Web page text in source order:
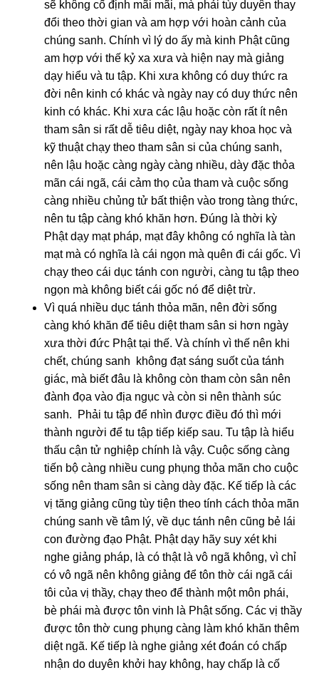
sẽ không cố định mãi mãi, mà phải tùy duyên thay
đổi theo thời gian và am hợp với hoàn cảnh của
chúng sanh. Chính vì lý do ấy mà kinh Phật cũng
am hợp với thế kỷ xa xưa và hiện nay mà giảng
dạy hiểu và tu tập. Khi xưa không có duy thức ra
đời nên kinh có khác và ngày nay có duy thức nên
kinh có khác. Khi xưa các lậu hoặc còn rất ít nên
tham sân si rất dễ tiêu diệt, ngày nay khoa học và
kỹ thuật chạy theo tham sân si của chúng sanh,
nên lậu hoặc càng ngày càng nhiều, dày đặc thỏa
mãn cái ngã, cái cảm thọ của tham và cuộc sống
càng nhiều chủng tử bất thiện vào trong tàng thức,
nên tu tập càng khó khăn hơn. Đúng là thời kỳ
Phật dạy mạt pháp, mạt đây không có nghĩa là tàn
mạt mà có nghĩa là cái ngọn mà quên đi cái gốc. Vì
chạy theo cái dục tánh con người, càng tu tập theo
ngọn mà không biết cái gốc nó để diệt trừ.
Vì quá nhiều dục tánh thỏa mãn, nên đời sống
càng khó khăn để tiêu diệt tham sân si hơn ngày
xưa thời đức Phật tại thế. Và chính vì thế nên khi
chết, chúng sanh không đạt sáng suốt của tánh
giác, mà biết đâu là không còn tham còn sân nên
đành đọa vào địa ngục và còn si nên thành súc
sanh. Phải tu tập để nhìn được điều đó thì mới
thành người để tu tập tiếp kiếp sau. Tu tập là hiểu
thấu cận tử nghiệp chính là vậy. Cuộc sống càng
tiến bộ càng nhiều cung phụng thỏa mãn cho cuộc
sống nên tham sân si càng dày đặc. Kế tiếp là các
vị tăng giảng cũng tùy tiện theo tính cách thỏa mãn
chúng sanh về tâm lý, về dục tánh nên cũng bẻ lái
con đường đạo Phật. Phật dạy hãy suy xét khi
nghe giảng pháp, là có thật là vô ngã không, vì chỉ
có vô ngã nên không giảng để tôn thờ cái ngã cái
tôi của vị thầy, chạy theo để thành một môn phái,
bè phái mà được tôn vinh là Phật sống. Các vị thầy
được tôn thờ cung phụng càng làm khó khăn thêm
diệt ngã. Kế tiếp là nghe giảng xét đoán có chấp
nhận do duyên khởi hay không, hay chấp là cố